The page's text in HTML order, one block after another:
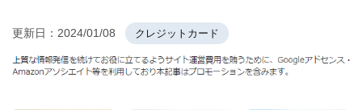
更新日： 2024/01/08 クレジットカード